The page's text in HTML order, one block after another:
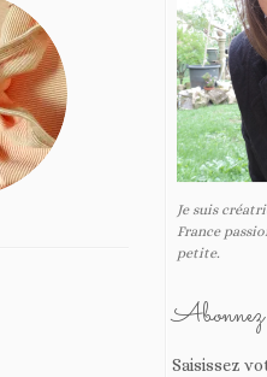
Je suis
France
petite.
Saisissez